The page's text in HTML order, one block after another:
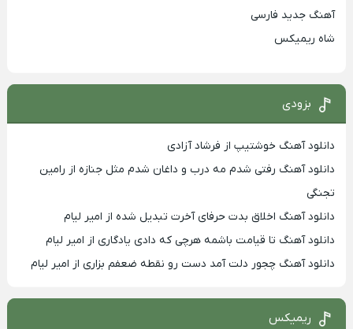
آهنگ جدید فارسی
شاه ریمیکس
بزودی
دانلود آهنگ خوشتیپ از فرشاد آزادی
دانلود آهنگ رفتی شدم مه درب و داغان شدم مثل جنازه از رامین
تجنگی
دانلود آهنگ اخلاق بدت حرفای آخرت تبدیل شده از امیر لیام
دانلود آهنگ تا قیامت باشمه هرچی که دادی یادگاری از امیر لیام
دانلود آهنگ چجور دلت آمد دست رو نقطه ضعفم بزاری از امیر لیام
ریمیکس